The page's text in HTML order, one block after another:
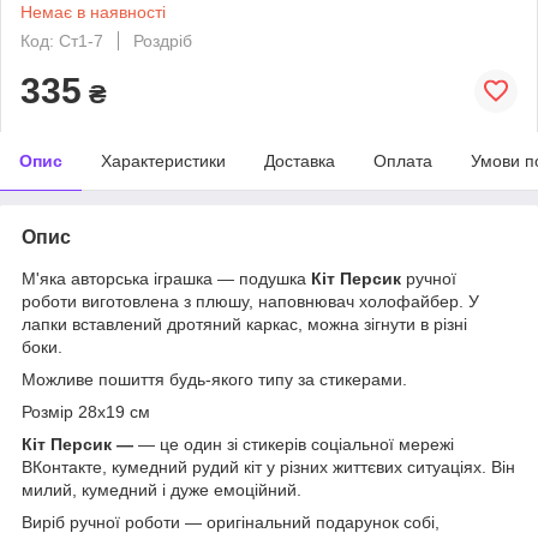
Немає в наявності
Код: Ст1-7
Роздріб
335 ₴
Опис Характеристики Доставка Оплата Умови
Опис
М'яка авторська іграшка — подушка Кіт Персик ручної
роботи виготовлена з плюшу, наповнювач холофайбер. У
лапки вставлений дротяний каркас, можна зігнути в різні
боки.
Можливе пошиття будь-якого типу за стикерами.
Розмір 28х19 см
Кіт Персик — — це один зі стикерів соціальної мережі
ВКонтакте, кумедний рудий кіт у різних життєвих ситуаціях. Він
милий, кумедний і дуже емоційний.
Виріб ручної роботи — оригінальний подарунок собі,